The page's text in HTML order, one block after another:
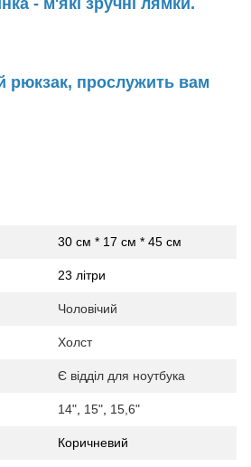
рюкзак, прослужить вам
30 см * 17 см * 45 см
23 літри
Чоловічий
Холст
Є відділ для ноутбука
14" 15" 15,6"
Коричневий